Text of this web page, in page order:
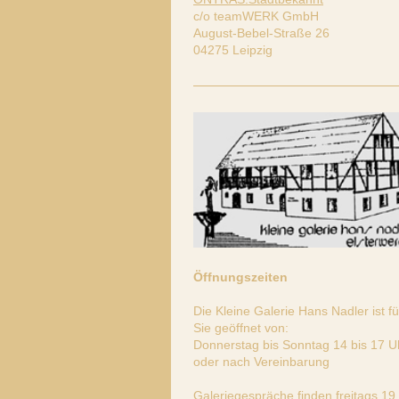
c/o teamWERK GmbH
August-Bebel-Straße 26
04275 Leipzig
Öffnungszeiten
Die Kleine Galerie Hans Nadler ist
Sie geöffnet von:
Donnerstag bis Sonntag 14 bis 17
oder nach Vereinbarung
Galeriegespräche finden freitags 19